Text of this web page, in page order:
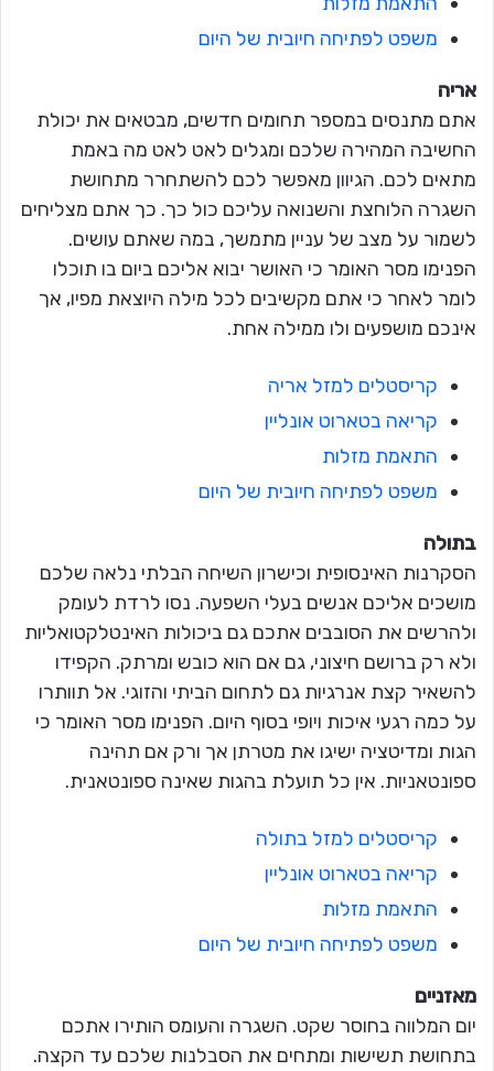
משפט לפתיחה חיובית של היום
אריה
אתם מתנסים במספר תחומים חדשים, מבטאים את יכולת
החשיבה המהירה שלכם ומגלים לאט לאט מה באמת
מתאים לכם. הגיוון מאפשר לכם להשתחרר מתחושת
השגרה הלוחצת והשנואה עליכם כול כך. כך אתם מצליחים
לשמור על מצב של עניין מתמשך, במה שאתם עושים.
הפנימו מסר האומר כי האושר יבוא אליכם ביום בו תוכלו
לומר לאחר כי אתם מקשיבים לכל מילה היוצאת מפיו, אך
אינכם מושפעים ולו ממילה אחת.
קריסטלים למזל אריה
קריאה בטארוט אונליין
התאמת מזלות
משפט לפתיחה חיובית של היום
בתולה
הסקרנות האינסופית וכישרון השיחה הבלתי נלאה שלכם
מושכים אליכם אנשים בעלי השפעה. נסו לרדת לעומק
ולהרשים את הסובבים אתכם גם ביכולות האינטלקטואליות
ולא רק ברושם חיצוני, גם אם הוא כובש ומרתק. הקפידו
להשאיר קצת אנרגיות גם לתחום הביתי והזוגי. אל תוותרו
על כמה רגעי איכות ויופי בסוף היום. הפנימו מסר האומר כי
הגות ומדיטציה ישיגו את מטרתן אך ורק אם תהינה
ספונטאניות. אין כל תועלת בהגות שאינה ספונטאנית.
קריסטלים למזל בתולה
קריאה בטארוט אונליין
התאמת מזלות
משפט לפתיחה חיובית של היום
מאזניים
יום המלווה בחוסר שקט. השגרה והעומס הותירו אתכם
בתחושת תשישות ומתחים את הסבלנות שלכם עד הקצה.